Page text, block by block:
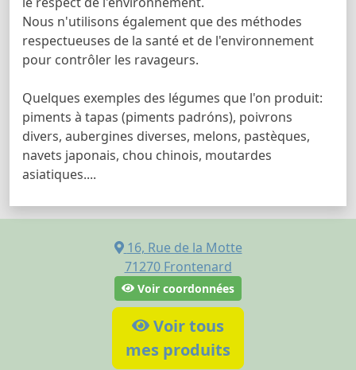
Nous n'utilisons également que des méthodes
respectueuses de la santé et de l'environnement
pour contrôler les ravageurs.
Quelques exemples des légumes que l'on produit:
piments à tapas (piments padróns), poivrons
divers, aubergines diverses, melons, pastèques,
navets japonais, chou chinois, moutardes
asiatiques....
16, Rue de la Motte
71270 Frontenard
Voir coordonnées
Voir tous
mes produits